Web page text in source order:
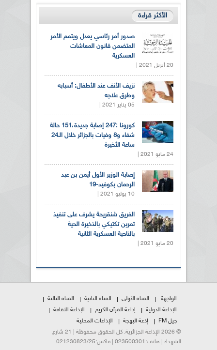
الأكثر قراءة
صدور أمر رئاسي يعدل ويتمم الأمر
المتضمن قانون المعاشات
العسكرية
20 أبريل 2021 |
نزيف الأنف عند الأطفال: أسبابه
وطرق علاجه
05 يناير 2021 |
كورونا :247 إصابة جديدة،151 حالة
شفاء و8 وفيات بالجزائر خلال الـ24
ساعة الأخيرة
24 مايو 2021 |
إصابة الوزير الأول أيمن بن عبد
الرحمان بكوفيد-19
10 يوليو 2021 |
الفريق شنقريحة يشرف على تنفيذ
تمرين تكتيكي بالذخيرة الحية
بالناحية العسكرية الثانية
20 مايو 2021 |
الواجهة القناة الأولى القناة الثانية
القناة الثالثة
الإذاعة الدولية
إذاعة القرآن الكريم
الإذاعة الثقافة
جيل FM
إذعة البهجة
الإذاعات المحلية
© 2026 الإذاعة الجزائرية. كل الحقوق محفوظة | 21 شارع
الشهداء | هاتف:023500301 | فاكس:021230823/25